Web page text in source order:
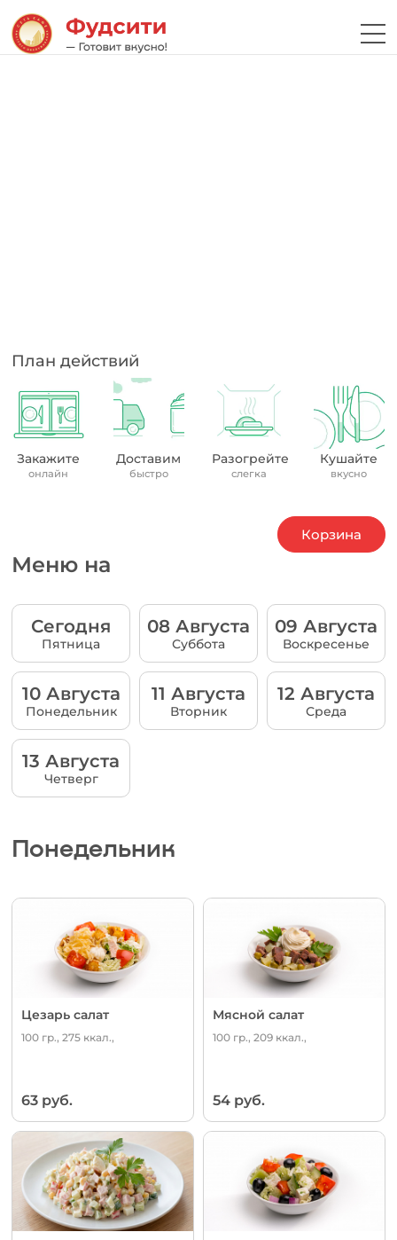
План действий
Закажите
онлайн
Доставим
быстро
Разогрейте
слегка
Кушайте
вкусно
Меню на
Сегодня
Пятница
08 Августа
Суббота
09 Августа
Воскресенье
10 Августа
Понедельник
11 Августа
Вторник
12 Августа
Среда
13 Августа
Четверг
Понедельник
Цезарь салат
100 гр., 275 ккал.,
63 руб.
Мясной салат
100 гр., 209 ккал.,
54 руб.
Корзина